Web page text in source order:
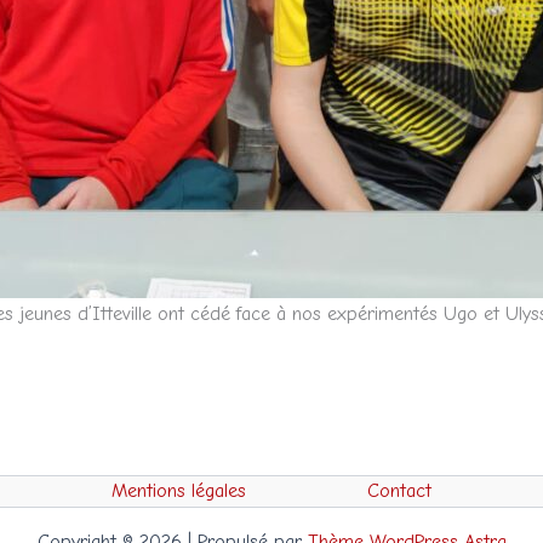
jeunes d’Itteville ont cédé face à nos expérimentés Ugo et
Mentions légales Contact